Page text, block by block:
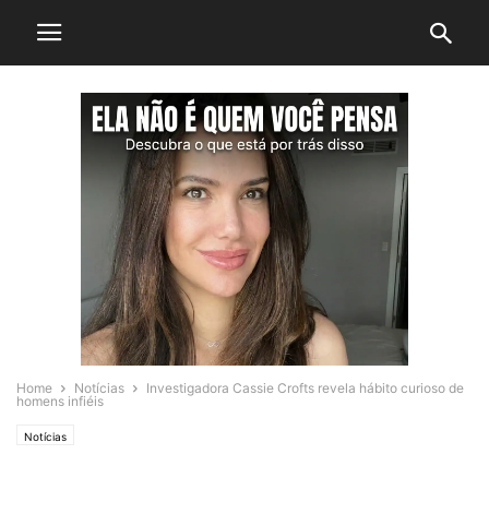
Home Notícias
Investigadora Cassie Crofts revela hábito curioso de
homens infiéis
Notícias